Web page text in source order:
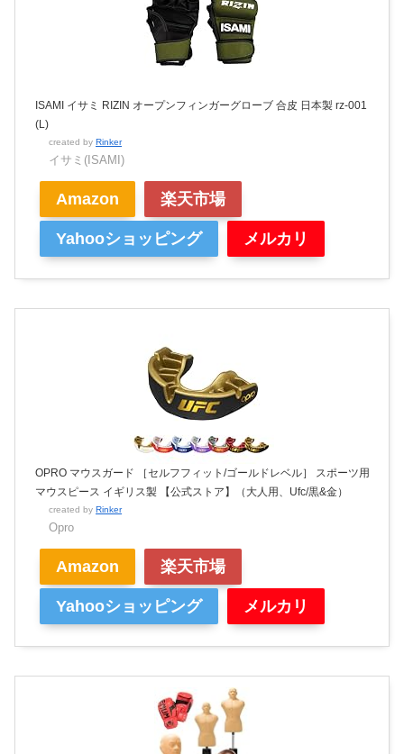
ISAMI イサミ RIZIN オープンフィンガーグローブ 合皮 日本製 rz-001
(L)
created by Rinker
イサミ(ISAMI)
Amazon 楽天市場
Yahooショッピング メルカリ
OPRO マウスガード ［セルフフィット/ゴールドレベル］ スポーツ用
マウスピース イギリス製 【公式ストア】（大人用、Ufc/黒&金）
created by Rinker
Opro
Amazon 楽天市場
Yahooショッピング メルカリ